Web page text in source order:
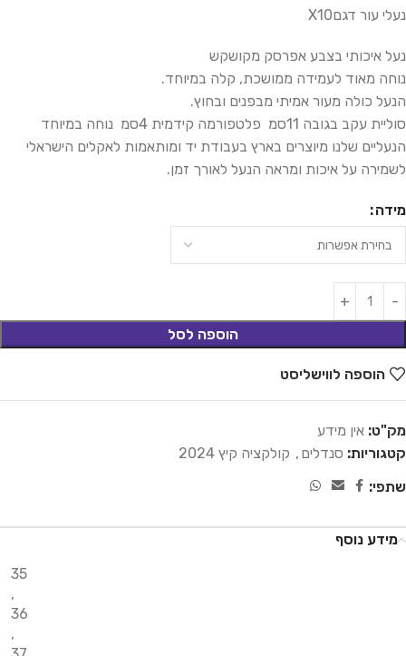
נעלי עור דגםX10
נעל איכותי בצבע אפרסק מקושקש
נוחה מאוד לעמידה ממושכת, קלה במיוחד.
הנעל כולה מעור אמיתי מבפנים ובחוץ.
סוליית עקב בגובה 11סמ פלטפורמה קידמית 4סמ נוחה במיוחד
הנעליים שלנו מיוצרים בארץ בעבודת יד ומותאמות לאקלים הישראלי
לשמירה על איכות ומראה הנעל לאורך זמן.
מידה
הוספה לסל
הוספה לווישליסט
מק"ט: אין מידע
קטגוריות: סנדלים , קולקציה קיץ 2024
שתפי:
מידע נוסף
35
,
36
,